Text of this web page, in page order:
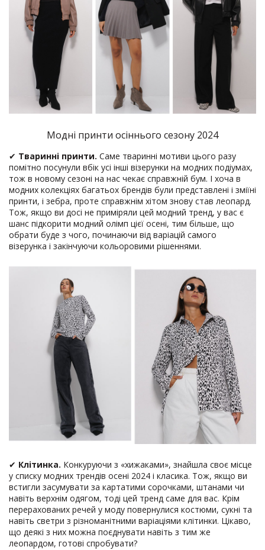
Модні принти осіннього сезону 2024
✔ Тваринні принти. Саме тваринні мотиви цього разу
помітно посунули вбік усі інші візерунки на модних подіумах,
тож в новому сезоні на нас чекає справжній бум. І хоча в
модних колекціях багатьох брендів були представлені і зміїні
принти, і зебра, проте справжнім хітом знову став леопард.
Тож, якщо ви досі не приміряли цей модний тренд, у вас є
шанс підкорити модний олімп цієї осені, тим більше, що
обрати буде з чого, починаючи від варіацій самого
візерунка і закінчуючи кольоровими рішеннями.
✔ Клітинка. Конкуруючи з «хижаками», знайшла своє місце
у списку модних трендів осені 2024 і класика. Тож, якщо ви
встигли засумувати за картатими сорочками, штанами чи
навіть верхнім одягом, тоді цей тренд саме для вас. Крім
перерахованих речей у моду повернулися костюми, сукні та
навіть светри з різноманітними варіаціями клітинки. Цікаво,
що деякі з них можна поєднувати навіть з тим же
леопардом, готові спробувати?